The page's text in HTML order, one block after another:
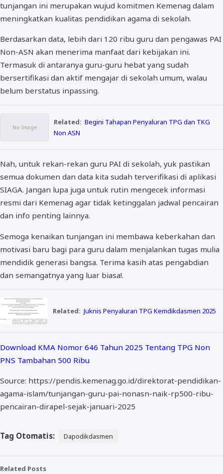
tunjangan ini merupakan wujud komitmen Kemenag dalam
meningkatkan kualitas pendidikan agama di sekolah.
Berdasarkan data, lebih dari 120 ribu guru dan pengawas PAI
Non-ASN akan menerima manfaat dari kebijakan ini.
Termasuk di antaranya guru-guru hebat yang sudah
bersertifikasi dan aktif mengajar di sekolah umum, walau
belum berstatus inpassing.
Related: Begini Tahapan Penyaluran TPG dan TKG
Non ASN
Nah, untuk rekan-rekan guru PAI di sekolah, yuk pastikan
semua dokumen dan data kita sudah terverifikasi di aplikasi
SIAGA. Jangan lupa juga untuk rutin mengecek informasi
resmi dari Kemenag agar tidak ketinggalan jadwal pencairan
dan info penting lainnya.
Semoga kenaikan tunjangan ini membawa keberkahan dan
motivasi baru bagi para guru dalam menjalankan tugas mulia
mendidik generasi bangsa. Terima kasih atas pengabdian
dan semangatnya yang luar biasa!.
Related: Juknis Penyaluran TPG Kemdikdasmen 2025
Download KMA Nomor 646 Tahun 2025 Tentang TPG Non
PNS Tambahan 500 Ribu
Source: https://pendis.kemenag.go.id/direktorat-pendidikan-
agama-islam/tunjangan-guru-pai-nonasn-naik-rp500-ribu-
pencairan-dirapel-sejak-januari-2025
Tag Otomatis: Dapodikdasmen
Related Posts